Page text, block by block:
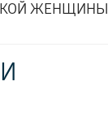
ЖЕНЩИНЫ